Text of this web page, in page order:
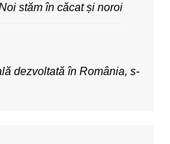
stăm în căcat și noroi
dezvoltată în România, s-